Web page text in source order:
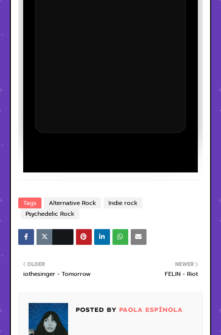
Tags Alternative Rock
Indie rock
Psychedelic Rock
NEWER
FELIN - Riot
OLDER
iothesinger - Tomorrow
POSTED BY PAOLA ESPÍNOLA